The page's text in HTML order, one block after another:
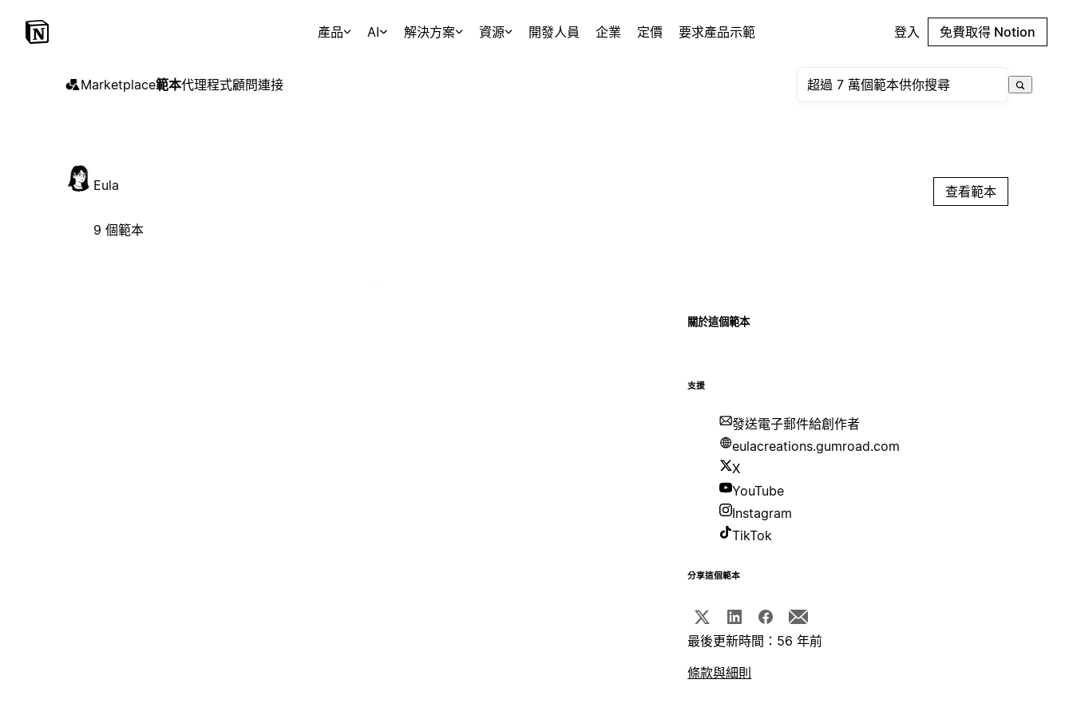
產品 AI 解決方案 資源 開發人員 企業 定價 要求產品示範 登入 免費取得 Notion
Marketplace範本代理程式顧問連接
Eula
9 個範本
查看範本
關於這個範本
支援
發送電子郵件給創作者
eulacreations.gumroad.com
X
YouTube
Instagram
TikTok
分享這個範本
最後更新時間：56 年前
條款與細則